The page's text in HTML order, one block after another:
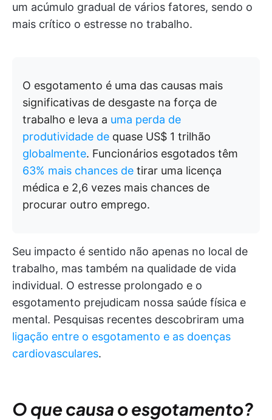
um acúmulo gradual de vários fatores, sendo o
mais crítico o estresse no trabalho.
O esgotamento é uma das causas mais
significativas de desgaste na força de
trabalho e leva a uma perda de
produtividade de quase US$ 1 trilhão
globalmente. Funcionários esgotados têm
63% mais chances de tirar uma licença
médica e 2,6 vezes mais chances de
procurar outro emprego.
Seu impacto é sentido não apenas no local de
trabalho, mas também na qualidade de vida
individual. O estresse prolongado e o
esgotamento prejudicam nossa saúde física e
mental. Pesquisas recentes descobriram uma
ligação entre o esgotamento e as doenças
cardiovasculares.
O que causa o esgotamento?